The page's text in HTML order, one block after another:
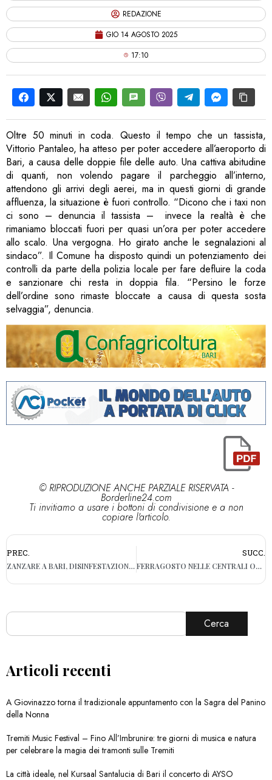
REDAZIONE
GIO 14 AGOSTO 2025
17:10
Oltre 50 minuti in coda. Questo il tempo che un tassista,
Vittorio Pantaleo, ha atteso per poter accedere all’aeroporto di
Bari, a causa delle doppie file delle auto. Una cattiva abitudine
di quanti, non volendo pagare il parcheggio all’interno,
attendono gli arrivi degli aerei, ma in questi giorni di grande
affluenza, la situazione è fuori controllo. “Dicono che i taxi non
ci sono – denuncia il tassista – invece la realtà è che
rimaniamo bloccati fuori per quasi un’ora per poter accedere
allo scalo. Una vergogna. Ho girato anche le segnalazioni al
sindaco”. Il Comune ha disposto quindi un potenziamento dei
controlli da parte della polizia locale per fare defluire la coda
e sanzionare chi resta in doppia fila. “Persino le forze
dell’ordine sono rimaste bloccate a causa di questa sosta
selvaggia”, denuncia.
© RIPRODUZIONE ANCHE PARZIALE RISERVATA -
Borderline24.com
Ti invitiamo a usare i bottoni di condivisione e a non
copiare l'articolo.
PREC.
ZANZARE A BARI, DISINFESTAZIONE AL SAN PAOLO DOPO LA DENUNCIA
SUCC.
FERRAGOSTO NELLE CENTRALI OPERATIVE, LE VISITE DEL SINDACO
Cerca
Articoli recenti
A Giovinazzo torna il tradizionale appuntamento con la Sagra del Panino
della Nonna
Tremiti Music Festival – Fino All’Imbrunire: tre giorni di musica e natura
per celebrare la magia dei tramonti sulle Tremiti
La città ideale, nel Kursaal Santalucia di Bari il concerto di AYSO